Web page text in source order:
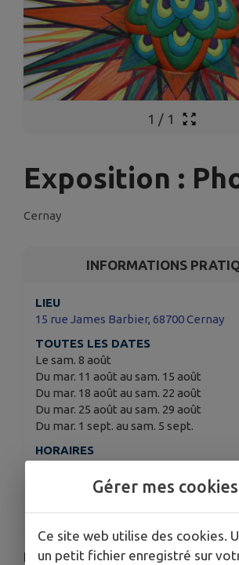
1 / 1
Exposition :
Cernay
INFORMATIONS
LIEU
15 rue James Barbier, 68700 Cernay
TOUTES LES DATES
Le sam. 8 août
Du mar. 11 août au sam. 15 août
Du mar. 18 août au sam. 22 août
Du mar. 25 août au sam. 29 août
Du mar. 1 sept. au sam. 5 sept.
HORAIRES
Présentée dans le cadre de la FEW
Gérer mes cookies
Ce site web utilise des cookies.
un petit fichier enregistré sur